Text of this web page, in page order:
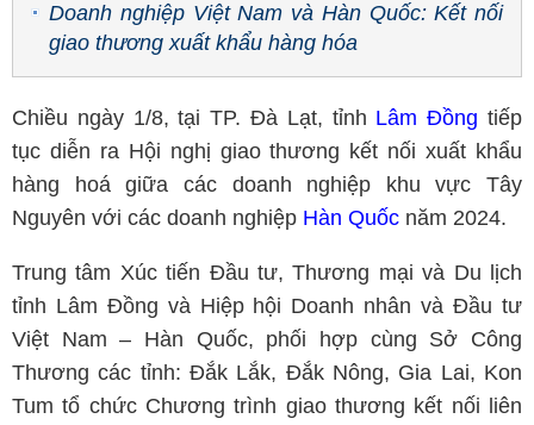
Doanh nghiệp Việt Nam và Hàn Quốc: Kết nối
giao thương xuất khẩu hàng hóa
Chiều ngày 1/8, tại TP. Đà Lạt, tỉnh Lâm Đồng tiếp
tục diễn ra Hội nghị giao thương kết nối xuất khẩu
hàng hoá giữa các doanh nghiệp khu vực Tây
Nguyên với các doanh nghiệp Hàn Quốc năm 2024.
Trung tâm Xúc tiến Đầu tư, Thương mại và Du lịch
tỉnh Lâm Đồng và Hiệp hội Doanh nhân và Đầu tư
Việt Nam – Hàn Quốc, phối hợp cùng Sở Công
Thương các tỉnh: Đắk Lắk, Đắk Nông, Gia Lai, Kon
Tum tổ chức Chương trình giao thương kết nối liên